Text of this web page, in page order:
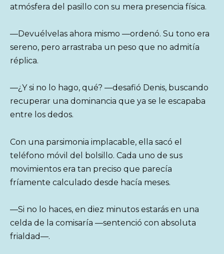
atmósfera del pasillo con su mera presencia física.
—Devuélvelas ahora mismo —ordenó. Su tono era
sereno, pero arrastraba un peso que no admitía
réplica.
—¿Y si no lo hago, qué? —desafió Denis, buscando
recuperar una dominancia que ya se le escapaba
entre los dedos.
Con una parsimonia implacable, ella sacó el
teléfono móvil del bolsillo. Cada uno de sus
movimientos era tan preciso que parecía
fríamente calculado desde hacía meses.
—Si no lo haces, en diez minutos estarás en una
celda de la comisaría —sentenció con absoluta
frialdad—.